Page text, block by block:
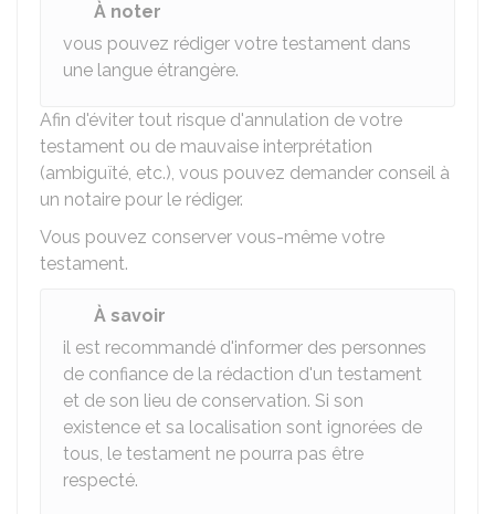
À noter
vous pouvez rédiger votre testament dans
une langue étrangère.
Afin d'éviter tout risque d'annulation de votre
testament ou de mauvaise interprétation
(ambiguïté, etc.), vous pouvez demander conseil à
un notaire pour le rédiger.
Vous pouvez conserver vous-même votre
testament.
À savoir
il est recommandé d'informer des personnes
de confiance de la rédaction d'un testament
et de son lieu de conservation. Si son
existence et sa localisation sont ignorées de
tous, le testament ne pourra pas être
respecté.